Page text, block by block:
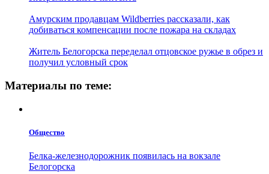
Амурским продавцам Wildberries рассказали, как
добиваться компенсации после пожара на складах
Житель Белогорска переделал отцовское ружье в обрез и
получил условный срок
Материалы по теме:
Общество
Белка-железнодорожник появилась на вокзале
Белогорска